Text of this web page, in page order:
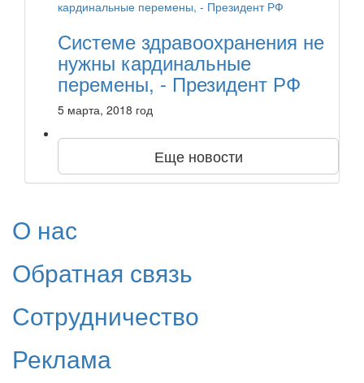
Системе здравоохранения не
нужны кардинальные
перемены, - Президент РФ
5 марта, 2018 год
Еще новости
О нас
Обратная связь
Сотрудничество
Реклама